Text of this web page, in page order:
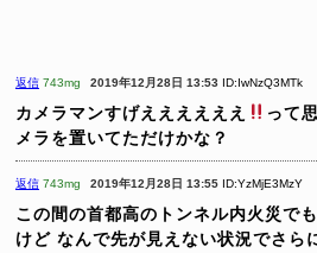
返信 743mg 2019年12月28日 13:53 ID:IwNzQ3MTk
カメラマンすげええええええ
って
メラを置いてただけかな？
返信 743mg 2019年12月28日 13:55 ID:YzMjE3MzY
この間の首都高のトンネル内火災で
けど なんで先が見えない状況でさら